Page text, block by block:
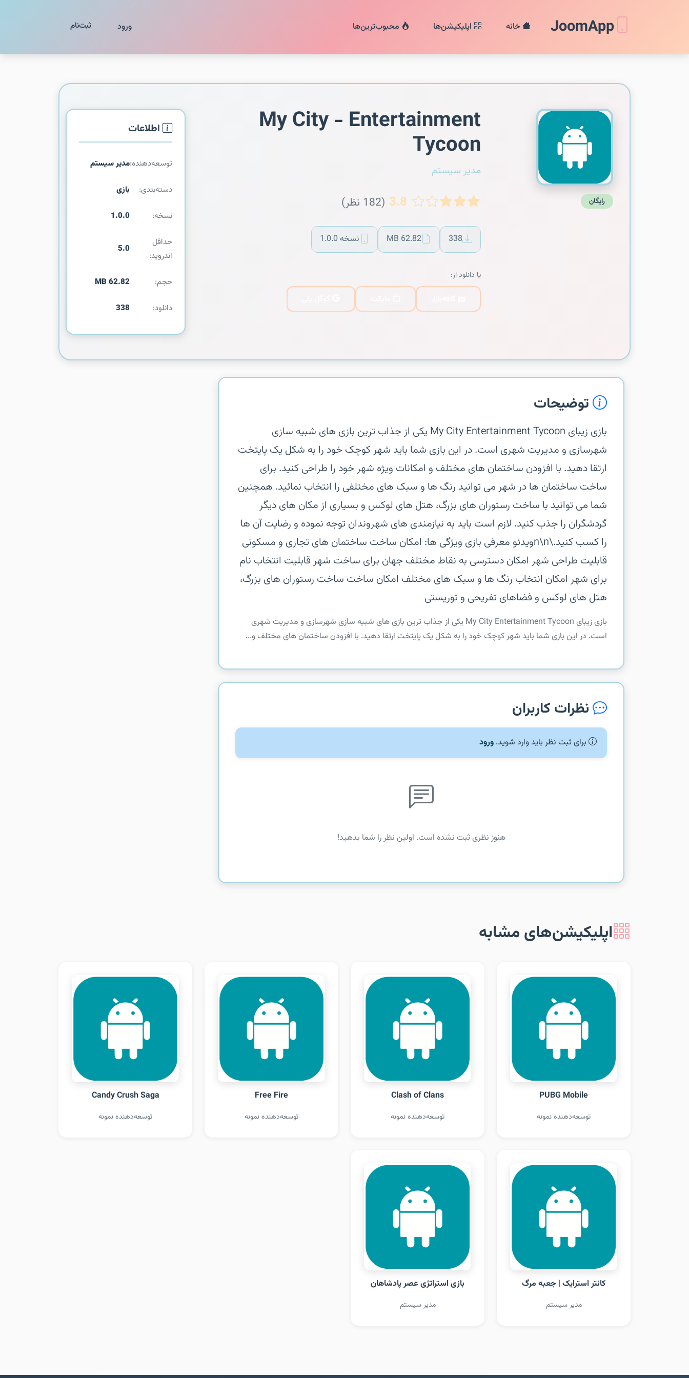
JoomApp خانه اپلیکیشن‌ها محبوب‌ترین‌ها ورود ثبت‌نام
رایگان
My City - Entertainment
Tycoon
مدیر سیستم
3.8 (182 نظر)
338
62.82 MB نسخه 1.0.0
یا دانلود از:
اطلاعات
توسعه‌دهنده:مدیر سیستم
دسته‌بندی: بازی
نسخه: 1.0.0
حداقل
اندروید:
5.0
حجم: 62.82 MB
دانلود: 338
توضیحات
‏‏بازی زیبای My City Entertainment Tycoon یکی از جذاب ترین بازی های شبیه سازی
شهرسازی و مدیریت شهری است. در این بازی شما باید شهر کوچک خود را به شکل یک پایتخت
ارتقا دهید. با افزودن ساختمان های مختلف و امکانات ویژه شهر خود را طراحی کنید. برای
ساخت ساختمان ها در شهر می توانید رنگ ها و سبک های مختلفی را انتخاب نمائید. همچنین
شما می توانید با ساخت رستوران های بزرگ، هتل های لوکس و بسیاری از مکان های دیگر
گردشگران را جذب کنید. لازم است باید به نیازمندی های شهروندان توجه نموده و رضایت آن ها
را کسب کنید.\n\nویدئو معرفی بازی‏ ویژگی ها:‏ امکان ساخت ساختمان های تجاری و مسکونی‏
قابلیت طراحی شهر‏ امکان دسترسی به نقاط مختلف جهان برای ساخت شهر‏ قابلیت انتخاب نام
برای شهر‏ امکان انتخاب رنگ ها و سبک های مختلف‏ امکان ساخت ساخت رستوران های بزرگ،
هتل های لوکس و فضاهای تفریحی و توریستی
‏‏بازی زیبای My City Entertainment Tycoon یکی از جذاب ترین بازی های شبیه سازی شهرسازی و مدیریت شهری
است. در این بازی شما باید شهر کوچک خود را به شکل یک پایتخت ارتقا دهید. با افزودن ساختمان های مختلف و...
نظرات کاربران
برای ثبت نظر باید وارد شوید. ورود
هنوز نظری ثبت نشده است. اولین نظر را شما بدهید!
اپلیکیشن‌های مشابه
PUBG Mobile
توسعه‌دهنده نمونه
Clash of Clans
توسعه‌دهنده نمونه
Free Fire
توسعه‌دهنده نمونه
Candy Crush Saga
توسعه‌دهنده نمونه
کانتر استرایک | جعبه مرگ
مدیر سیستم
بازی استراتژی عصر پادشاهان
مدیر سیستم